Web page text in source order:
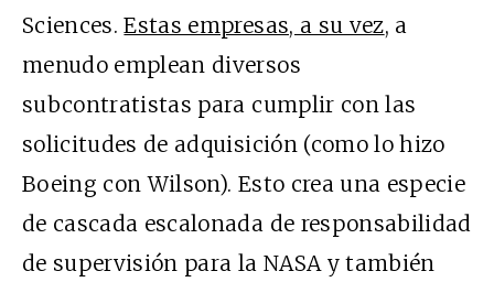
Sciences.Estas empresas, a su vez, a
menudo emplean diversos
subcontratistas para cumplir con las
solicitudes de adquisición (como lo hizo
Boeing con Wilson). Esto crea una especie
de cascada escalonada de responsabilidad
de supervisión para la NASA y también